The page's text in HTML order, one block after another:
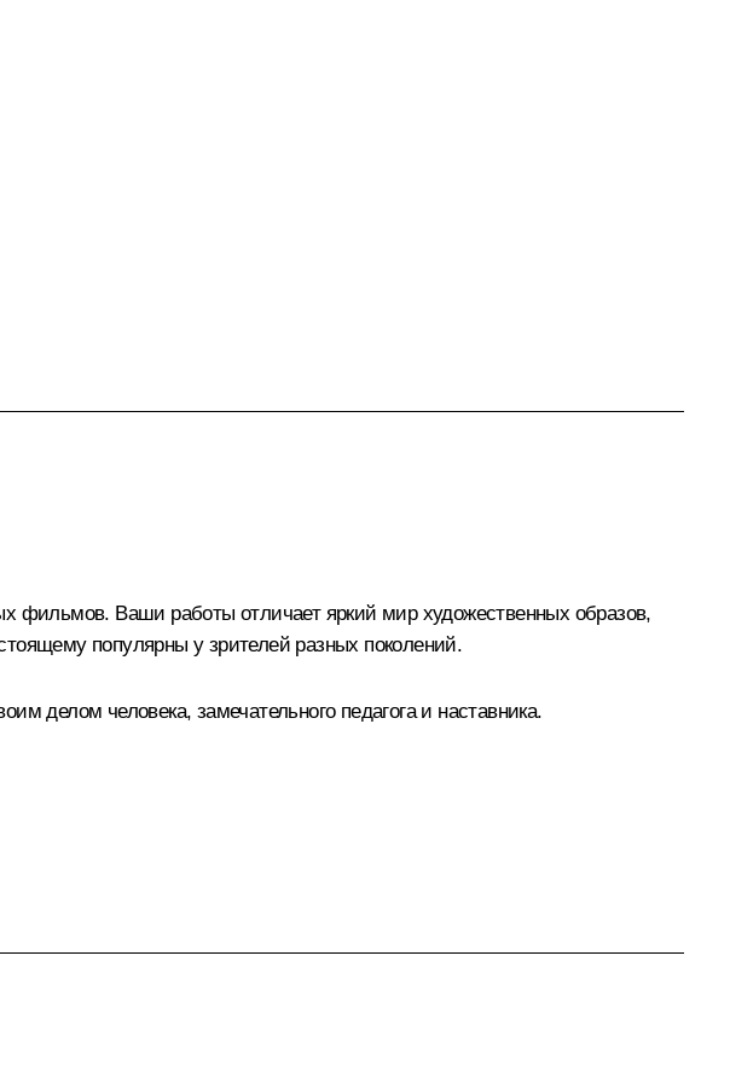
фильмов. Ваши работы отличает яркий мир художественных образов,
популярны у зрителей разных поколений.
делом человека, замечательного педагога и наставника.